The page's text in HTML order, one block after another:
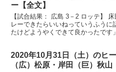
ー【全文】
【試合結果： 広島 3－2 ロッテ】
レーできたらいいねっていうふうに
たけどようやくできて良かったです
2020年10月31日（土）のヒ
（広）松原・岸田（巨）秋山